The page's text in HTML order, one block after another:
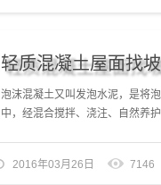
轻质混凝土屋面找
泡沫混凝土又叫发泡水泥，是将
中，经混合搅拌、浇注、自然养
2016年03月26日 7146